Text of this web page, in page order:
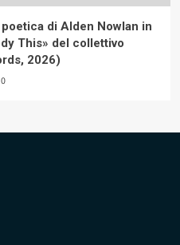
di Alden Nowlan in
This» del collettivo
2026)
0